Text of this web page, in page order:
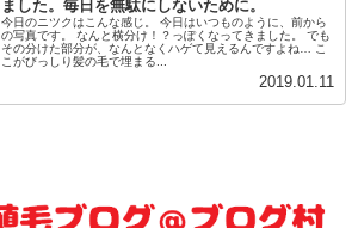
ました。毎日を無駄にしないために。
今日のニツクはこんな感じ。 今日はいつものように、前から
の写真です。 なんと横分け！？っぽくなってきました。 でも
その分けた部分が、なんとなくハゲて見えるんですよね… こ
こがびっしり髪の毛で埋まる...
2019.01.11